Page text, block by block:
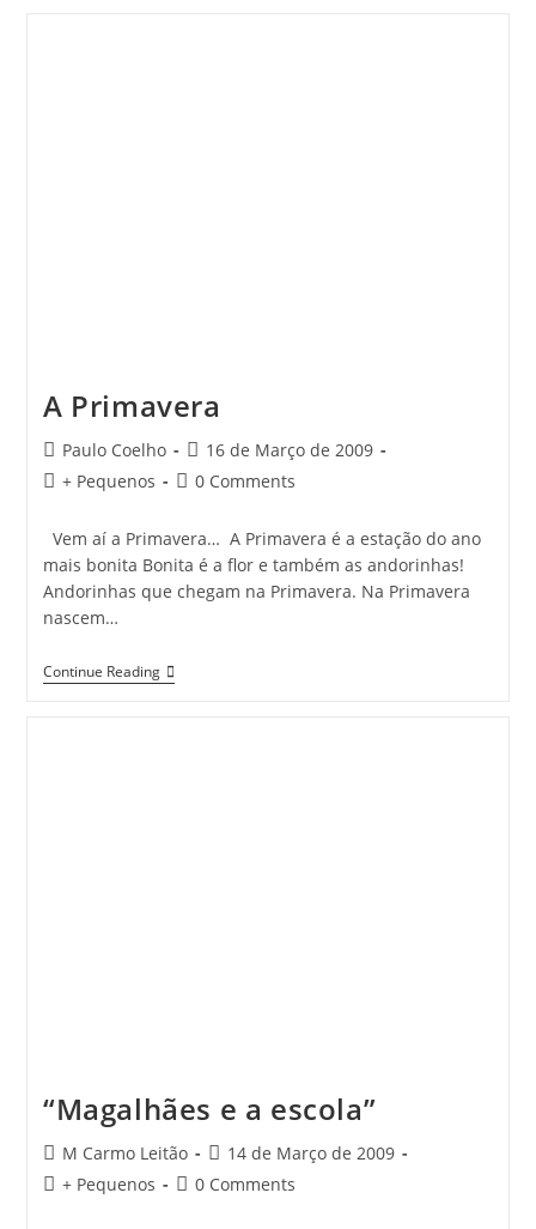
A Primavera
Post
author:
Paulo Coelho
Post
published:
16 de Março de 2009
Post+ Pequenos
Post0 Comments
Vem aí a Primavera… A Primavera é a estação do ano
mais bonita Bonita é a flor e também as andorinhas!
Andorinhas que chegam na Primavera. Na Primavera
nascem…
Continue ReadingA
Primavera
“Magalhães e a escola”
Post
author:
M Carmo Leitão
Post
published:
14 de Março de 2009
Post+ Pequenos
Post0 Comments